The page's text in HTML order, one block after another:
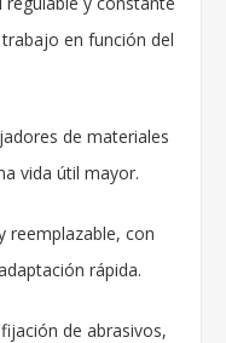
en función del
de materiales
vida útil mayor.
reemplazable, con
rápida.
de abrasivos,